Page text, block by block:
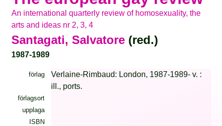
An international quarterly review of homosexuality, the
arts and ideas nr 2, 3, 4
Santagati, Salvatore(red.)
1987-1989
förlag
Verlaine-Rimbaud: London, 1987-1989- v. :
ill., ports.
förlagsort
upplaga
ISBN